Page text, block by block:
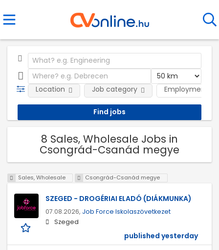
Employment
Location Job category
8 Sales, Wholesale Jobs in
Csongrád-Csanád megye
Sales, Wholesale Csongrád-Csanád megye
SZEGED - DROGÉRIAI ELADÓ (DIÁKMUNKA)
07.08.2026, Job Force Iskolaszövetkezet
Szeged
published yesterday